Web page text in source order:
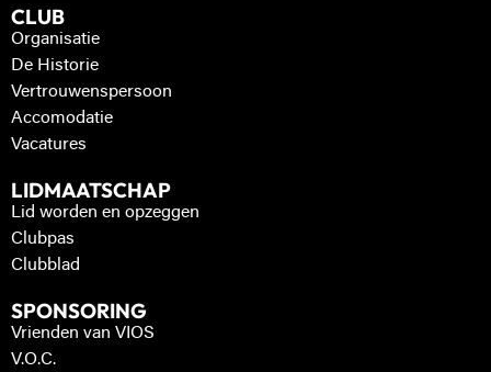
CLUB
Organisatie
De Historie
Vertrouwenspersoon
Accomodatie
Vacatures
LIDMAATSCHAP
Lid worden en opzeggen
Clubpas
Clubblad
SPONSORING
Vrienden van VIOS
V.O.C.